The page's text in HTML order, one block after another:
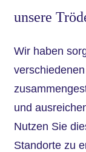
unsere
Wir haben
und
Nutzen Sie
Standorte zu